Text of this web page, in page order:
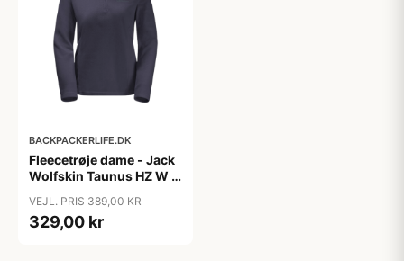
BACKPACKERLIFE.DK
Fleecetrøje dame - Jack
Wolfskin Taunus HZ W -
VEJL. PRIS 389,00 KR
329,00 kr